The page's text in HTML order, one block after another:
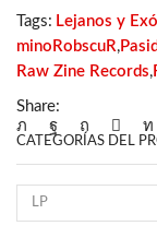
Tags: Lejanos y
minoRobscuR,
Raw Zine Records,
Share:
CATEGORÍAS DEL